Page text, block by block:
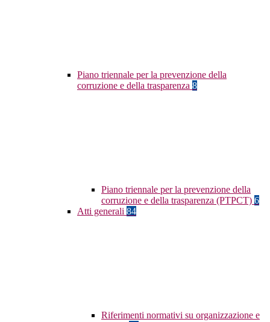
Piano triennale per la prevenzione della
corruzione e della trasparenza 8
Piano triennale per la prevenzione della
corruzione e della trasparenza (PTPCT) 6
Atti generali 84
Riferimenti normativi su organizzazione e